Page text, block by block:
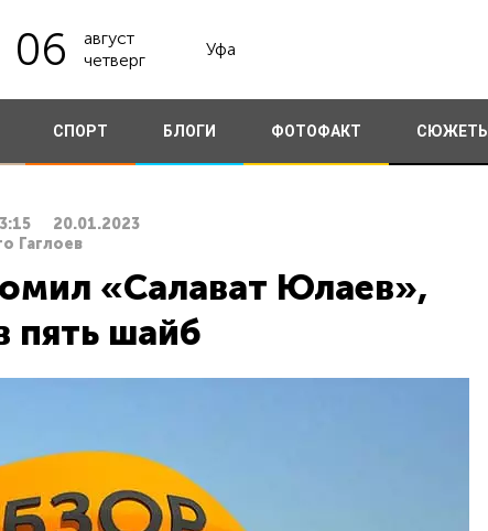
06
август
четверг
Уфа
СПОРТ БЛОГИ ФОТОФАКТ СЮЖЕТЫ
20.01.2023
Гаглоев
«Салават Юлаев»,
пять шайб